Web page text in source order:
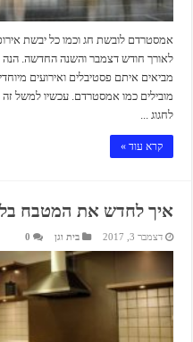
אמסטרדם לובשת חג וכמו כל יבשת
לאורך חודש דצמבר והשנה החדשה.
מביאים איתם פסטיבלים ואירועים
מובילים כמו אמסטרדם. עכשיו למשל
לחגוג ...
קרא עוד »
איך לחדש את המטבח
דצמבר 3, 2017 בית וגן 0